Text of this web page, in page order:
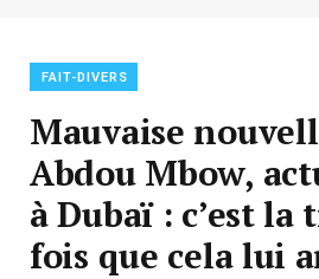
FAIT-DIVERS
Mauvaise
Abdou Mbow,
à Dubaï : c’est la
fois que cela lui